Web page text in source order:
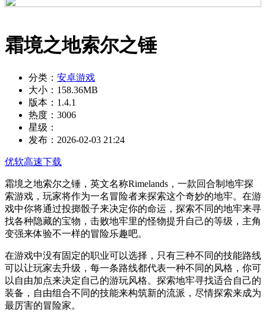
霜境之地索尔之锤
分类： 安卓游戏
大小： 158.36MB
版本： 1.4.1
热度： 3006
星级：
发布： 2026-02-03 21:24
优软高速下载
霜境之地索尔之锤，英文名称Rimelands，一款回合制地牢探
索游戏，玩家将作为一名冒险者来探索这个奇妙的地牢。在游
戏中你将通过投掷骰子来决定你的命运，探索不同的地牢来寻
找各种隐藏的宝物，击败地牢里的怪物提升自己的等级，主角
变强来体验不一样的冒险乐趣吧。
在游戏中没有固定的职业可以选择，只有三种不同的技能路线
可以让玩家去升级，每一条路线都代表一种不同的风格，你可
以自由加点来决定自己的游玩风格。探索地牢寻找适合自己的
装备，自由组合不同的技能来构筑新的流派，尽情探索来成为
最厉害的冒险家。